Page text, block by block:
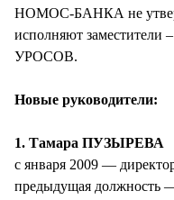
НОМОС-БАНКА не
исполняют
УРОСОВ.
Новые руководители:
1. Тамара ПУЗЫРЕВА
с января 2009 —
предыдущая должность